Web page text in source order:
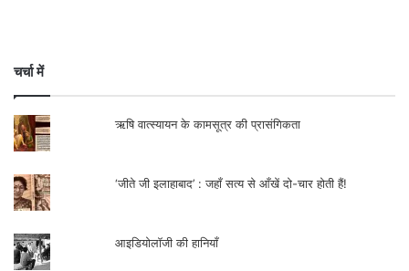
चर्चा में
ऋषि वात्स्यायन के कामसूत्र की प्रासंगिकता
‘जीते जी इलाहाबाद’ : जहाँ सत्य से आँखें दो-चार होती हैं!
आइडियोलॉजी की हानियाँ